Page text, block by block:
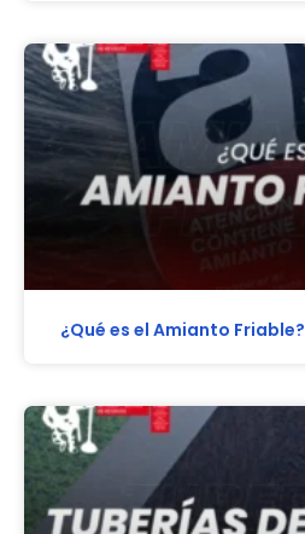
¿Qué es el Amianto Friable?